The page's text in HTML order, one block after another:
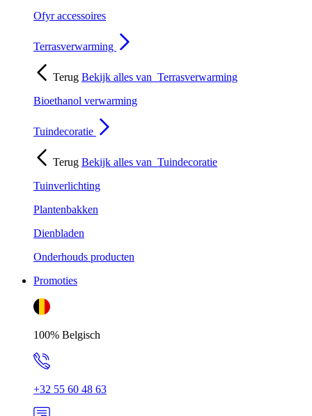
Ofyr accessoires
Terrasverwarming
Terug Bekijk alles van Terrasverwarming
Bioethanol verwarming
Tuindecoratie
Terug Bekijk alles van Tuindecoratie
Tuinverlichting
Plantenbakken
Dienbladen
Onderhouds producten
Promoties
100% Belgisch
+32 55 60 48 63